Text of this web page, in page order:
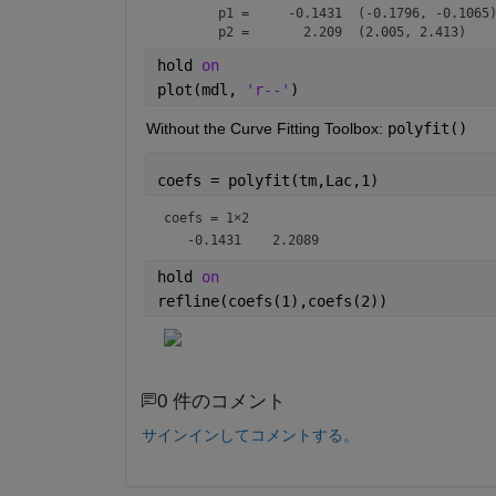
       p1 =     -0.1431  (-0.1796, -0.1065)
       p2 =       2.209  (2.005, 2.413)
hold on
plot(mdl,
'r--' )
Without the Curve Fitting Toolbox: polyfit()
coefs = polyfit(tm,Lac,1)
coefs = 1×2
   -0.1431    2.2089
hold on
refline(coefs(1),coefs(2))
0 件のコメント
サインインしてコメントする。